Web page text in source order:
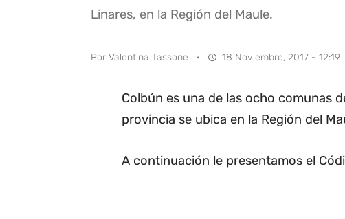
Linares, en la Región del Maule.
Por Valentina Tassone · 18 Noviembre, 2017 - 12:19
Colbún es una de las ocho comunas
provincia se ubica en la Región del
A continuación le presentamos el